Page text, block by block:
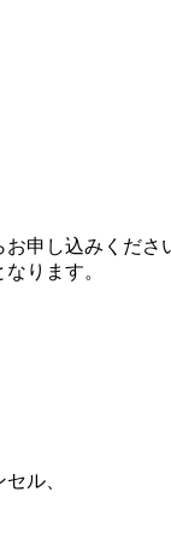
お申し込みくださ
ります。
ル、